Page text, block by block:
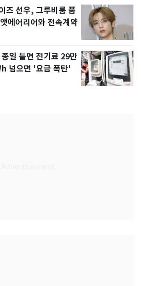
즈 선우, 그루비룸 품
에어리어와 전속계약
일 틀면 전기료 29만
넘으면 '요금 폭탄'